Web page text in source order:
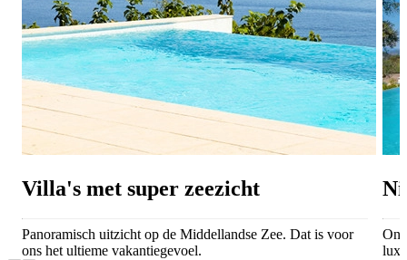
Villa's met super zeezicht
Panoramisch uitzicht op de Middellandse Zee. Dat is voor
ons het ultieme vakantiegevoel.